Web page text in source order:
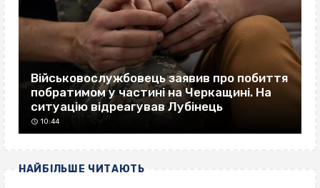
Військовослужбовець заявив про побиття
побратимом у частині на Черкащині. На
ситуацію відреагував Лубінець
10:44
НАЙБІЛЬШЕ ЧИТАЮТЬ